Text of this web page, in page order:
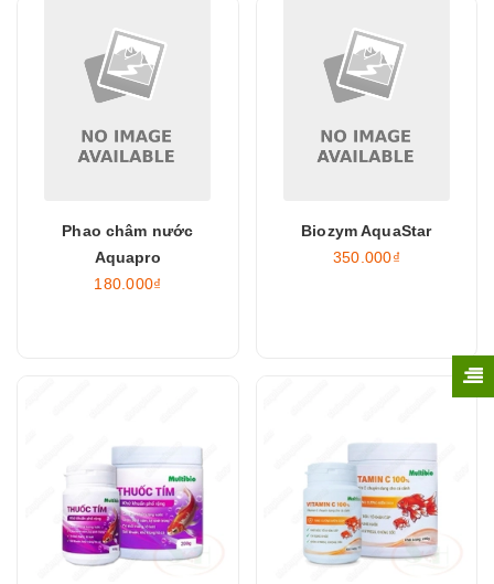
Phao châm nước
Aquapro
180.000₫
Biozym AquaStar
350.000₫